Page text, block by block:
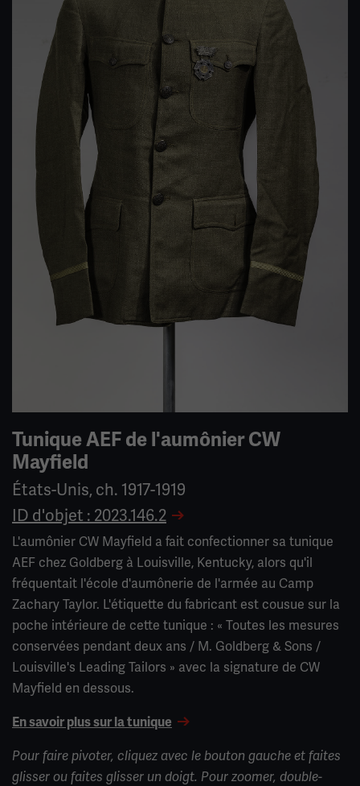
Tunique AEF de l'aumônier CW
Mayfield
États-Unis, ch. 1917-1919
ID d'objet : 2023.146.2
L'aumônier CW Mayfield a fait confectionner sa tunique
AEF chez Goldberg à Louisville, Kentucky, alors qu'il
fréquentait l'école d'aumônerie de l'armée au Camp
Zachary Taylor. L'étiquette du fabricant est cousue sur la
poche intérieure de cette tunique : « Toutes les mesures
conservées pendant deux ans / M. Goldberg & Sons /
Louisville's Leading Tailors » avec la signature de CW
Mayfield en dessous.
En savoir plus sur la tunique
Pour faire pivoter, cliquez avec le bouton gauche et faites
glisser ou faites glisser un doigt. Pour zoomer, double-